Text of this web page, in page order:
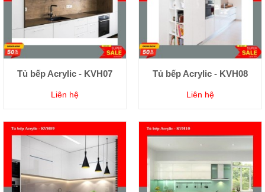
Tủ bếp Acrylic - KVH07
Liên hệ
Tủ bếp Acrylic - KVH08
Liên hệ